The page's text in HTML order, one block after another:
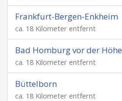
Frankfurt-Bergen-Enkheim
ca. 18 Kilometer entfernt
Bad Homburg vor der Höhe
ca. 18 Kilometer entfernt
Büttelborn
ca. 18 Kilometer entfernt